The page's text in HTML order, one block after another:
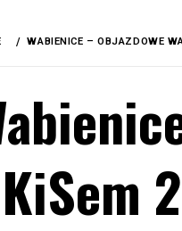
WABIENICE – OBJAZDOWE